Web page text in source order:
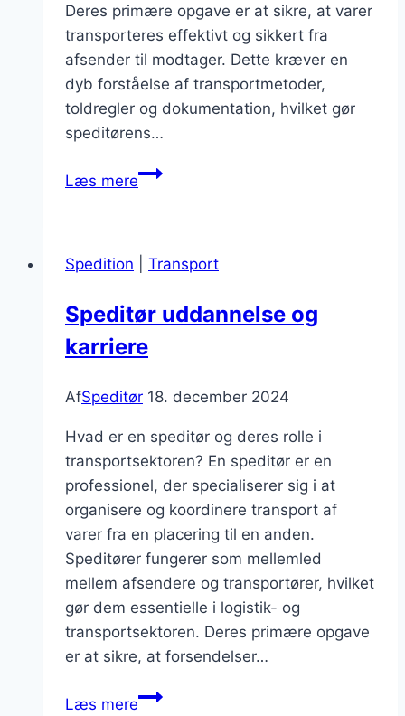
Deres primære opgave er at sikre, at varer
transporteres effektivt og sikkert fra
afsender til modtager. Dette kræver en
dyb forståelse af transportmetoder,
toldregler og dokumentation, hvilket gør
speditørens…
Læs mereSpeditør
på
Spedition Transport
Speditør uddannelse og
karriere
AfSpeditør 18. december 2024
Hvad er en speditør og deres rolle i
transportsektoren? En speditør er en
professionel, der specialiserer sig i at
organisere og koordinere transport af
varer fra en placering til en anden.
Speditører fungerer som mellemled
mellem afsendere og transportører, hvilket
gør dem essentielle i logistik- og
transportsektoren. Deres primære opgave
er at sikre, at forsendelser…
Læs mereSpeditør